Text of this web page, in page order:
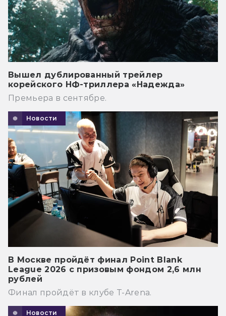
Вышел дублированный трейлер
корейского НФ-триллера «Надежда»
Премьера в сентябре.
Новости
В Москве пройдёт финал Point Blank
League 2026 с призовым фондом 2,6 млн
рублей
Финал пройдёт в клубе T-Arena.
Новости